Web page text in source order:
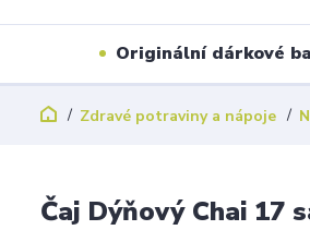
Originální dárkové
Zdravé potraviny a nápoje
Čaj Dýňový Chai 17